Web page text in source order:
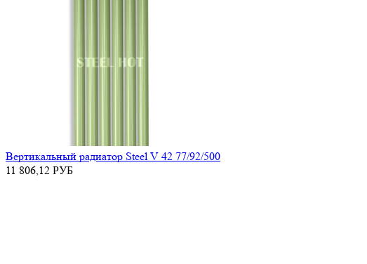
Вертикальный радиатор Steel V 42 77/92/500
11 806,12 РУБ